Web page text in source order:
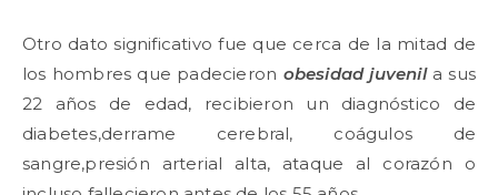
Otro dato significativo fue que cerca de la mitad de
los hombres que padecieron obesidad juvenila sus
22 años de edad, recibieron un diagnóstico de
diabetes,derrame cerebral, coágulos de
sangre,presión arterial alta, ataque al corazón o